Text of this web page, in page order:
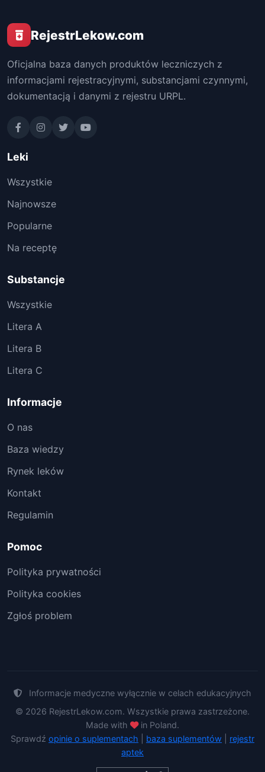
RejestrLekow.com
Oficjalna baza danych produktów leczniczych z
informacjami rejestracyjnymi, substancjami czynnymi,
dokumentacją i danymi z rejestru URPL.
Leki
Wszystkie
Najnowsze
Popularne
Na receptę
Substancje
Wszystkie
Litera A
Litera B
Litera C
Informacje
O nas
Baza wiedzy
Rynek leków
Kontakt
Regulamin
Pomoc
Polityka prywatności
Polityka cookies
Zgłoś problem
Informacje medyczne wyłącznie w celach edukacyjnych
© 2026 RejestrLekow.com. Wszystkie prawa zastrzeżone.
Made with
in Poland.
Sprawdź opinie o suplementach baza suplementów
rejestr
aptek